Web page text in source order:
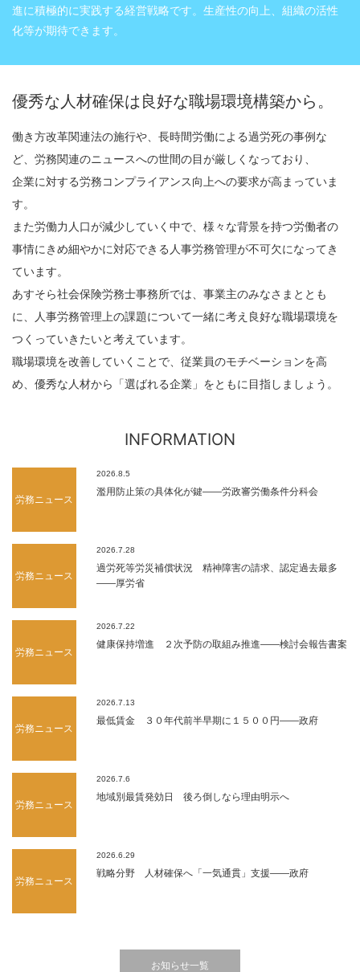
進に積極的に実践する経営戦略です。生産性の向上、組織の活性
化等が期待できます。
優秀な人材確保は良好な職場環境構築から。
働き方改革関連法の施行や、長時間労働による過労死の事例な
ど、労務関連のニュースへの世間の目が厳しくなっており、
企業に対する労務コンプライアンス向上への要求が高まっていま
す。
また労働力人口が減少していく中で、様々な背景を持つ労働者の
事情にきめ細やかに対応できる人事労務管理が不可欠になってき
ています。
あすそら社会保険労務士事務所では、事業主のみなさまととも
に、人事労務管理上の課題について一緒に考え良好な職場環境を
つくっていきたいと考えています。
職場環境を改善していくことで、従業員のモチベーションを高
め、優秀な人材から「選ばれる企業」をともに目指しましょう。
INFORMATION
労務ニュース
2026.8.5
濫用防止策の具体化が鍵――労政審労働条件分科会
労務ニュース
2026.7.28
過労死等労災補償状況 精神障害の請求、認定過去最多
――厚労省
労務ニュース
2026.7.22
健康保持増進 ２次予防の取組み推進――検討会報告書案
労務ニュース
2026.7.13
最低賃金 ３０年代前半早期に１５００円――政府
労務ニュース
2026.7.6
地域別最賃発効日 後ろ倒しなら理由明示へ
労務ニュース
2026.6.29
戦略分野 人材確保へ「一気通貫」支援――政府
お知らせ一覧